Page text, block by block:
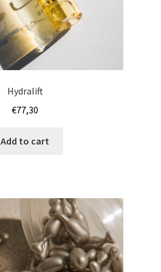
Hydralift
€77,30
Add to cart